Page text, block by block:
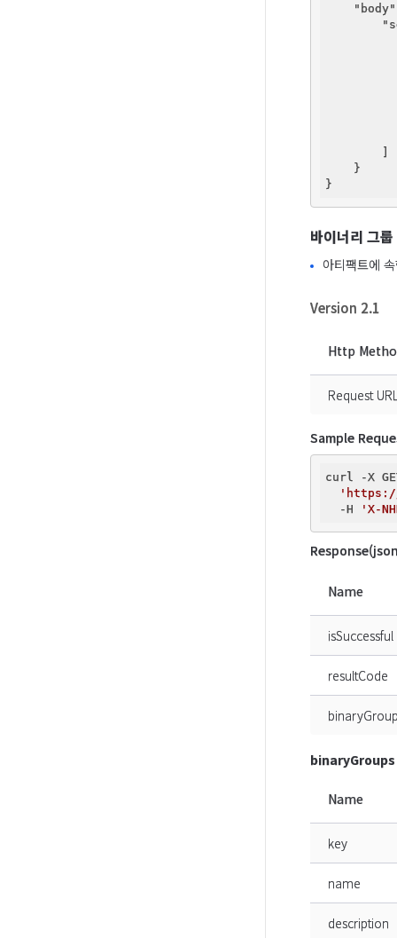
"body"
        ]
    }
바이너리 그
아티팩트에
Version 2.1
Http
Request
Sample
curl -X
  -H
'X-
Name
isSuccessful
resultCode
binaryGroups
Name
key
name
description